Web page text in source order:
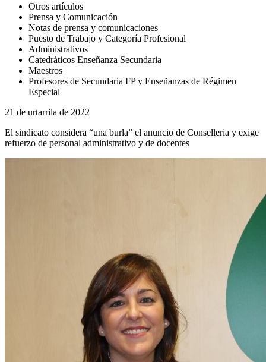
Otros artículos
Prensa y Comunicación
Notas de prensa y comunicaciones
Puesto de Trabajo y Categoría Profesional
Administrativos
Catedráticos Enseñanza Secundaria
Maestros
Profesores de Secundaria FP y Enseñanzas de Régimen
Especial
21 de urtarrila de 2022
El sindicato considera “una burla” el anuncio de Conselleria y exige
refuerzo de personal administrativo y de docentes